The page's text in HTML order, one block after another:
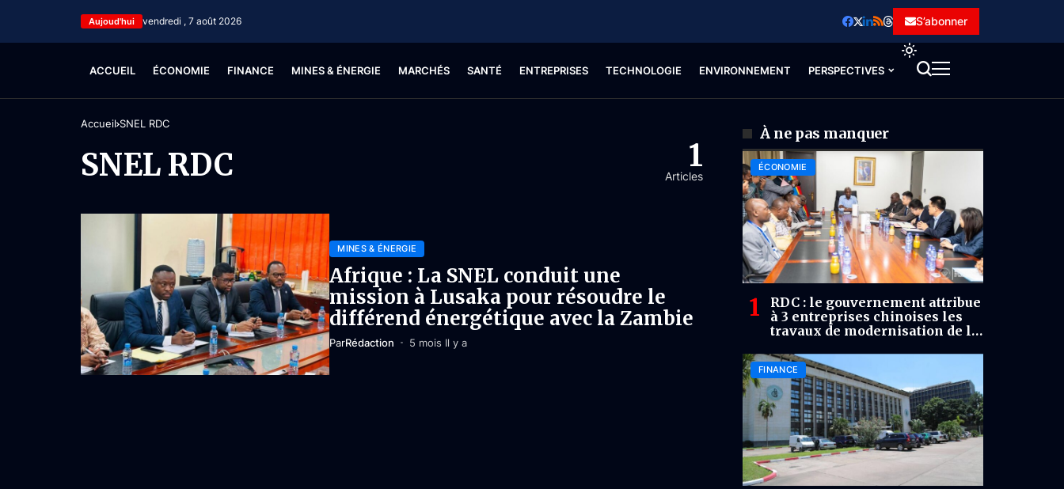
Aujoud'hui vendredi , 7 août 2026 S’abonner
ACCUEIL ÉCONOMIE FINANCE MINES & ÉNERGIE MARCHÉS SANTÉ ENTREPRISES TECHNOLOGIE ENVIRONNEMENT PERSPECTIVES
Accueil SNEL RDC
SNEL RDC 1
Articles
MINES & ÉNERGIE
Afrique : La SNEL conduit une
mission à Lusaka pour résoudre le
différend énergétique avec la Zambie
ParRédaction 5 mois Il y a
À ne pas manquer
ÉCONOMIE
RDC : le gouvernement attribue
à 3 entreprises chinoises les
travaux de modernisation de la
Bukavu
FINANCE